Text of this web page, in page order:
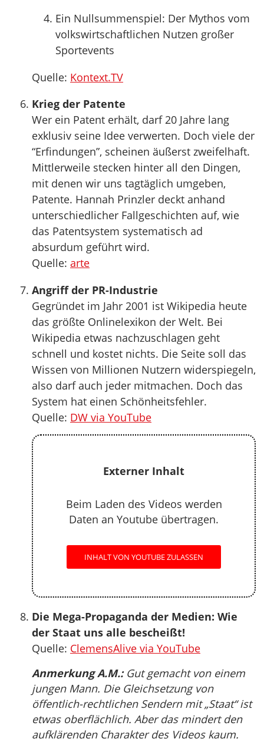
Ein Nullsummenspiel: Der Mythos vom
volkswirtschaftlichen Nutzen großer
Sportevents
Quelle: Kontext.TV
Krieg der Patente
Wer ein Patent erhält, darf 20 Jahre lang
exklusiv seine Idee verwerten. Doch viele der
“Erfindungen”, scheinen äußerst zweifelhaft.
Mittlerweile stecken hinter all den Dingen,
mit denen wir uns tagtäglich umgeben,
Patente. Hannah Prinzler deckt anhand
unterschiedlicher Fallgeschichten auf, wie
das Patentsystem systematisch ad
absurdum geführt wird.
Quelle: arte
Angriff der PR-Industrie
Gegründet im Jahr 2001 ist Wikipedia heute
das größte Onlinelexikon der Welt. Bei
Wikipedia etwas nachzuschlagen geht
schnell und kostet nichts. Die Seite soll das
Wissen von Millionen Nutzern widerspiegeln,
also darf auch jeder mitmachen. Doch das
System hat einen Schönheitsfehler.
Quelle: DW via YouTube
Externer Inhalt
Beim Laden des Videos werden
Daten an Youtube übertragen.
INHALT VON YOUTUBE ZULASSEN
Die Mega-Propaganda der Medien: Wie
der Staat uns alle bescheißt!
Quelle: ClemensAlive via YouTube
Anmerkung A.M.:Gut gemacht von einem
jungen Mann. Die Gleichsetzung von
öffentlich-rechtlichen Sendern mit „Staat“ ist
etwas oberflächlich. Aber das mindert den
aufklärenden Charakter des Videos kaum.